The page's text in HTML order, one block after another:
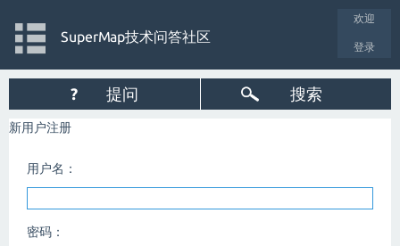
欢迎
登录
SuperMap技术问答社区
? 提问 搜索
新用户注册
用户名：
密码：